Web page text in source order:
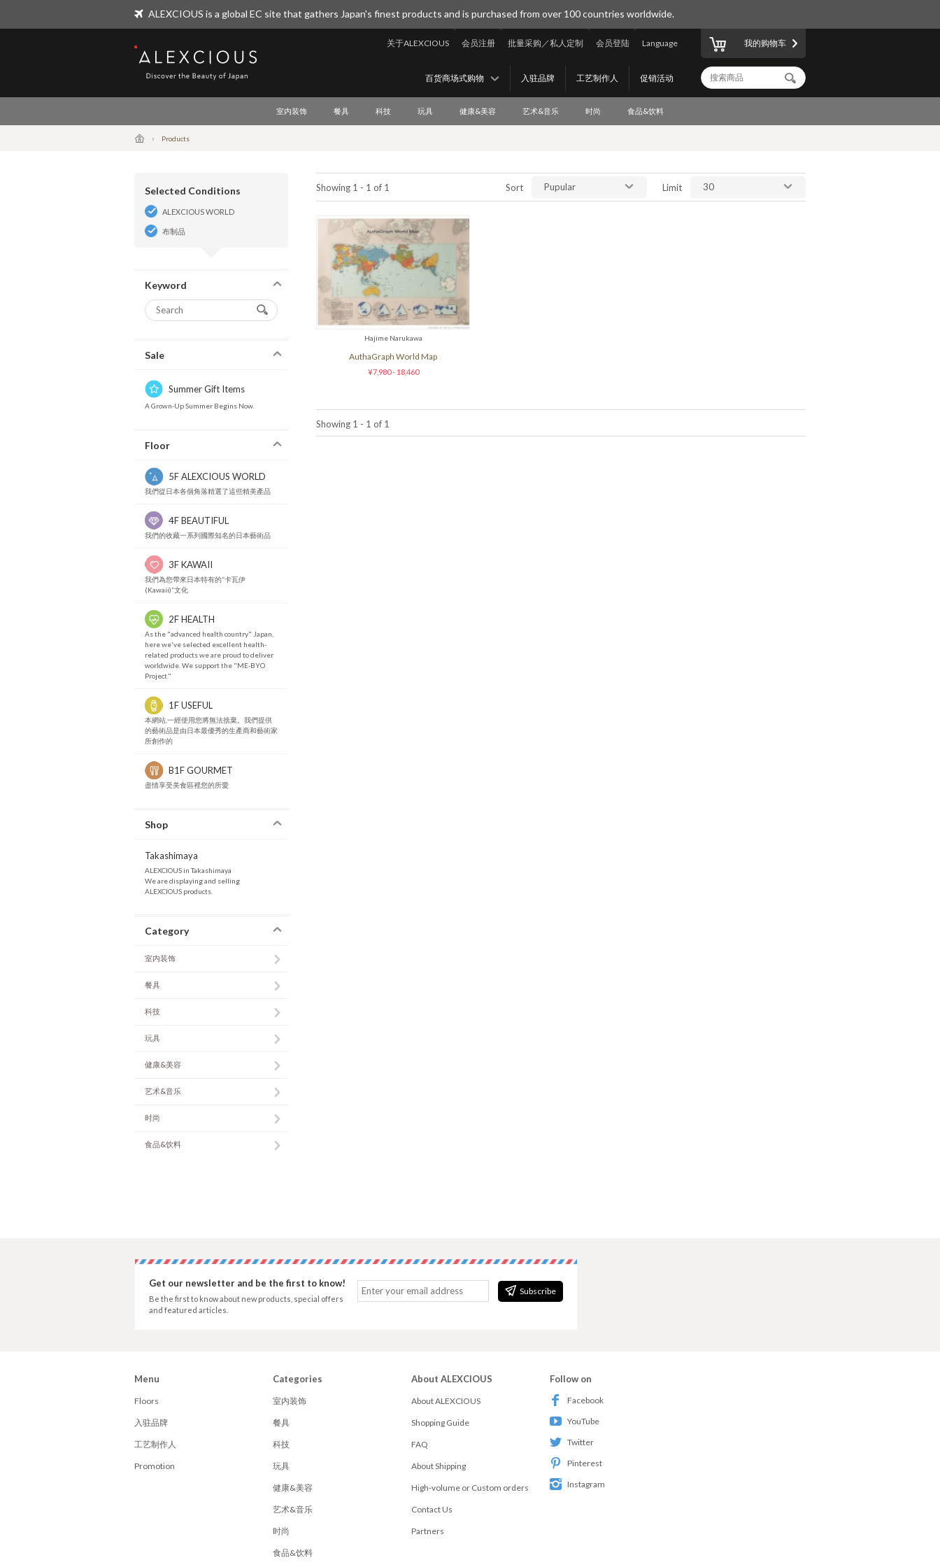
ALEXCIOUS is a global EC site that gathers Japan's finest products and is purchased from over 100 countries worldwide.
ALEXCIOUS
Language
会员登陆
批量采购／私人定制
会员注册
关于ALEXCIOUS
促销活动
工艺制作人
入驻品牌
百货商场式购物
我的购物车
室内装饰 餐具 科技 玩具 健康&美容 艺术&音乐 时尚 食品&饮料
Products
Selected Conditions
ALEXCIOUS WORLD
布制品
Keyword
Sale
Summer Gift Items
A Grown-Up Summer Begins Now.
Floor
5F ALEXCIOUS WORLD
我們從日本各個角落精選了這些精美產品
4F BEAUTIFUL
我們的收藏一系列國際知名的日本藝術品
3F KAWAII
我們為您帶來日本特有的“卡瓦伊
(Kawaii)”文化
2F HEALTH
As the "advanced health country" Japan,
here we've selected excellent health-
related products we are proud to deliver
worldwide. We support the "ME-BYO
Project."
1F USEFUL
本網站,一經使用您將無法捨棄。我們提供
的藝術品是由日本最優秀的生產商和藝術家
所創作的
B1F GOURMET
盡情享受美食區裡您的所愛
Shop
Takashimaya
ALEXCIOUS in Takashimaya
We are displaying and selling
ALEXCIOUS products.
Category
室内装饰
餐具
科技
玩具
健康&美容
艺术&音乐
时尚
食品&饮料
Showing 1 - 1 of 1 Sort Pupular Limit 30
Hajime Narukawa
AuthaGraph World Map
¥7,980 - 18,460
Showing 1 - 1 of 1
Subscribe
Get our newsletter and be the first to know!
Be the first to know about new products, special offers
and featured articles.
Menu
Floors
入驻品牌
工艺制作人
Promotion
Categories
室内装饰
餐具
科技
玩具
健康&美容
艺术&音乐
时尚
食品&饮料
About ALEXCIOUS
About ALEXCIOUS
Shopping Guide
FAQ
About Shipping
High-volume or Custom orders
Contact Us
Partners
Follow on
Facebook
YouTube
Twitter
Pinterest
Instagram